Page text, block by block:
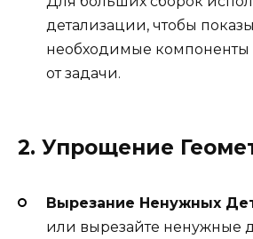
детализации, чтобы
необходимые компоненты
от задачи.
2. Упрощение
Вырезание Ненужных
или вырезайте ненужные